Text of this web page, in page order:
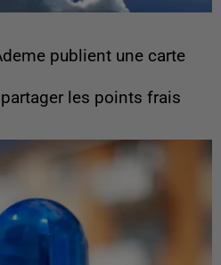
publient une carte
les points frais